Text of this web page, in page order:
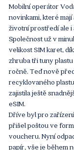
Mobilní operátor
novinkami, které
životní prostředí ale i
Společnost už v
velikost SIM karet,
zhruba tři tuny
ročně. Teď nově
recyklovaného
zajistila ještě
eSIM.
Dříve byl pro
přišel poštou ve
voucheru. Nyní
papír, vše je během